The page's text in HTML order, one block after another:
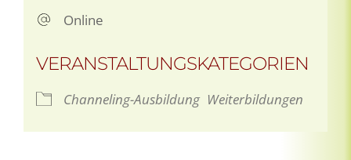
Online
VERANSTALTUNGSKATEGORIEN
Channeling-Ausbildung Weiterbildungen